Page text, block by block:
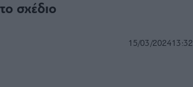
σχέδιο
15/03/202413:32